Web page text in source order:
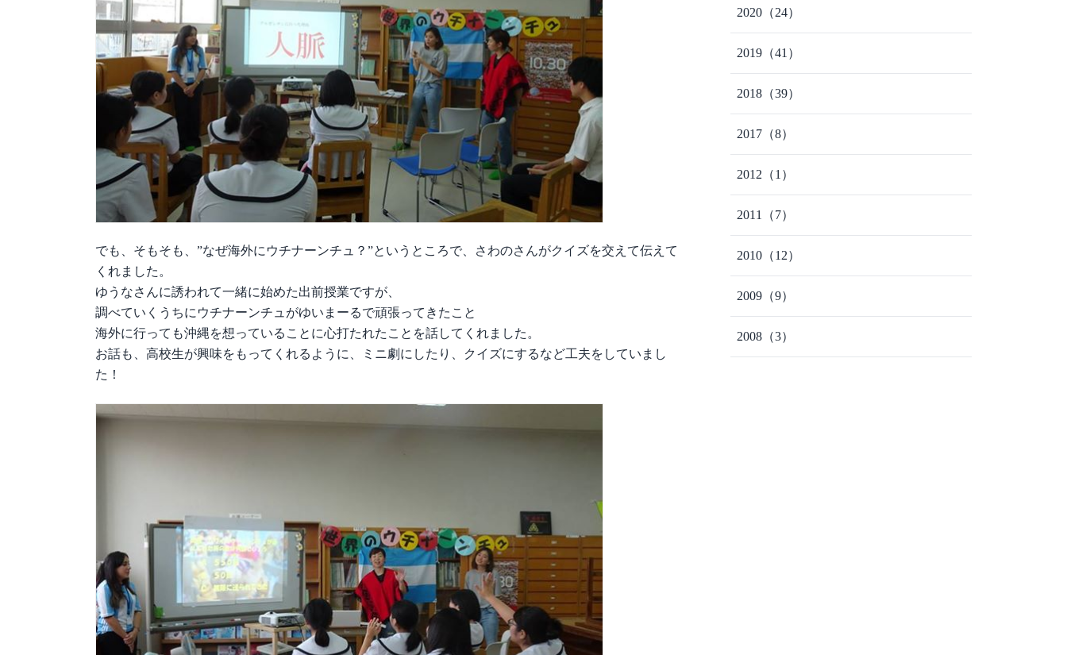
でも、そもそも、”なぜ海外にウチナーンチュ？”というところで、さわのさんがクイズを交えて伝えて
くれました。
ゆうなさんに誘われて一緒に始めた出前授業ですが、
調べていくうちにウチナーンチュがゆいまーるで頑張ってきたこと
海外に行っても沖縄を想っていることに心打たれたことを話してくれました。
お話も、高校生が興味をもってくれるように、ミニ劇にしたり、クイズにするなど工夫をしていまし
た！
2020 （24）
2019 （41）
2018 （39）
2017 （8）
2012 （1）
2011 （7）
2010 （12）
2009 （9）
2008 （3）